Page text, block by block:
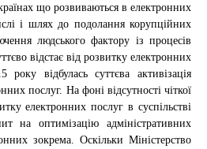
що розвиваються в електронних
і шлях до подолання корупційних
людського фактору із процесів
відстає від розвитку електронних
відбулась суттєва активізація
послуг. На фоні відсутності чіткої
електронних послуг в суспільстві
на оптимізацію адміністративних
зокрема. Оскільки Міністерство